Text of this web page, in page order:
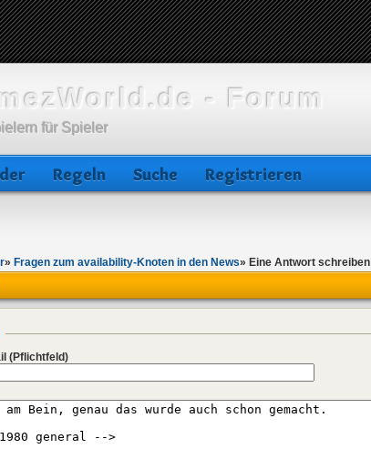
- Forum
für Spieler
Regeln Suche Registrieren
» Fragen zum availability-Knoten in den News» Eine Antwort schreiben
(Pflichtfeld)